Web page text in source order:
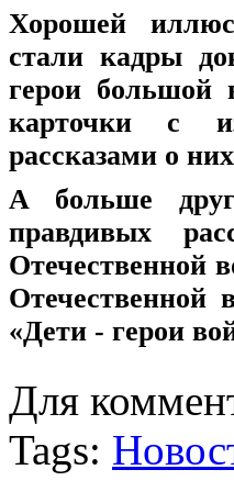
Хорошей
стали кадры
герои большой
карточки с
рассказами о
А больше
правдивых
Отечественной
Отечественной
«Дети - герои
Для
Tags: